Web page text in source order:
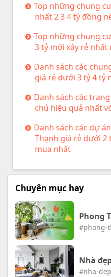
Top những chung
nhất 2 3 4 tỷ đồng
Top những chung
3 tỷ mới xây rẻ nhất
Danh sách các
giá rẻ dưới 3 tỷ 4 tỷ
Danh sách các
chủ hiệu quả nhất
Danh sách các dự
Thạnh giá rẻ dưới 2
mua nhất
Chuyên mục hay
Phong
#phong-
Nhà
#nha-dep